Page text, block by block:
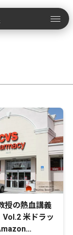
授の熱血講義
Vol.2 米ドラッ